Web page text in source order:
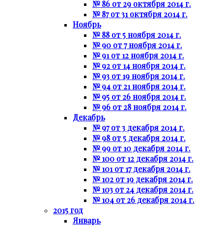
№ 86 от 29 октября 2014 г.
№ 87 от 31 октября 2014 г.
Ноябрь
№ 88 от 5 ноября 2014 г.
№ 90 от 7 ноября 2014 г.
№ 91 от 12 ноября 2014 г.
№ 92 от 14 ноября 2014 г.
№ 93 от 19 ноября 2014 г.
№ 94 от 21 ноября 2014 г.
№ 95 от 26 ноября 2014 г.
№ 96 от 28 ноября 2014 г.
Декабрь
№ 97 от 3 декабря 2014 г.
№ 98 от 5 декабря 2014 г.
№ 99 от 10 декабря 2014 г.
№ 100 от 12 декабря 2014 г.
№ 101 от 17 декабря 2014 г.
№ 102 от 19 декабря 2014 г.
№ 103 от 24 декабря 2014 г.
№ 104 от 26 декабря 2014 г.
2015 год
Январь